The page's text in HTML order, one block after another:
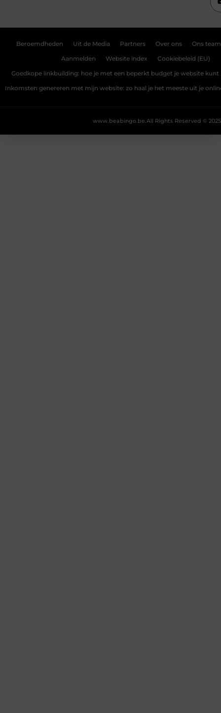
Beroemdheden Uit de Media Partners Over ons Ons team
Aanmelden Website index Cookiebeleid (EU)
Goedkope linkbuilding: hoe je met een beperkt budget je website kunt
Inkomsten genereren met mijn website: zo haal je het meeste uit je
All Rights Reserved © 2025
www.beabingo.be.